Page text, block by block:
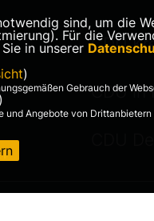
CDU
CDU in
sind, um die
Für die
in unserer
)
Gebrauch der
)
und Angebote von Drittanbietern